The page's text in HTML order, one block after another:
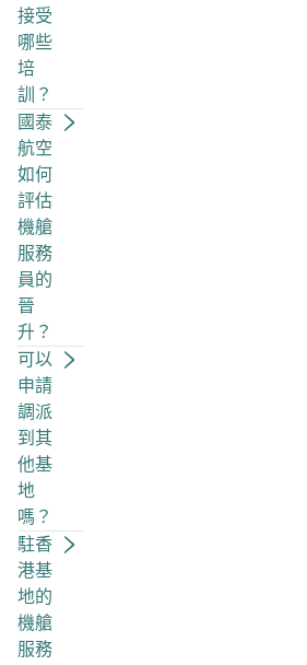
接受
哪些
培
訓？
國泰
航空
如何
評估
機艙
服務
員的
晉
升？
可以
申請
調派
到其
他基
地
嗎？
駐香
港基
地的
機艙
服務